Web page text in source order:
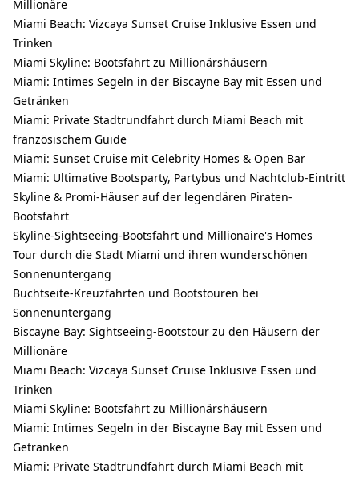
Millionäre
Miami Beach: Vizcaya Sunset Cruise Inklusive Essen und
Trinken
Miami Skyline: Bootsfahrt zu Millionärshäusern
Miami: Intimes Segeln in der Biscayne Bay mit Essen und
Getränken
Miami: Private Stadtrundfahrt durch Miami Beach mit
französischem Guide
Miami: Sunset Cruise mit Celebrity Homes & Open Bar
Miami: Ultimative Bootsparty, Partybus und Nachtclub-Eintritt
Skyline & Promi-Häuser auf der legendären Piraten-
Bootsfahrt
Skyline-Sightseeing-Bootsfahrt und Millionaire's Homes
Tour durch die Stadt Miami und ihren wunderschönen
Sonnenuntergang
Buchtseite-Kreuzfahrten und Bootstouren bei
Sonnenuntergang
Biscayne Bay: Sightseeing-Bootstour zu den Häusern der
Millionäre
Miami Beach: Vizcaya Sunset Cruise Inklusive Essen und
Trinken
Miami Skyline: Bootsfahrt zu Millionärshäusern
Miami: Intimes Segeln in der Biscayne Bay mit Essen und
Getränken
Miami: Private Stadtrundfahrt durch Miami Beach mit